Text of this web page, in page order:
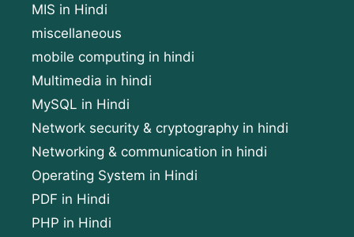
MIS in Hindi
miscellaneous
mobile computing in hindi
Multimedia in hindi
MySQL in Hindi
Network security & cryptography in hindi
Networking & communication in hindi
Operating System in Hindi
PDF in Hindi
PHP in Hindi